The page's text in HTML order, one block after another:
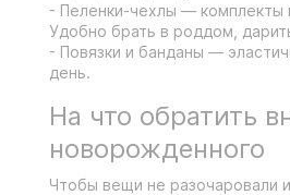
- Пеленки-чехлы — комплекты
Удобно брать в роддом,
- Повязки и банданы —
день.
На что обратить
новорожденного
Чтобы вещи не разочаровали